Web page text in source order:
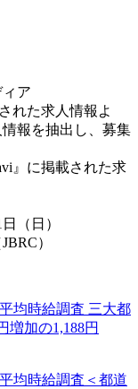
ア
れた求人情報よ
報を抽出し、募集
』に掲載された求
（日）
）
均時給調査 三大都
増加の1,188円
均時給調査＜都道